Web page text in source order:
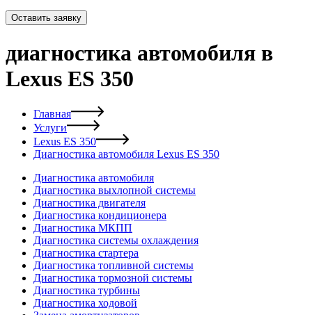
Оставить заявку
диагностика автомобиля в
Lexus ES 350
Главная
Услуги
Lexus ES 350
Диагностика автомобиля Lexus ES 350
Диагностика автомобиля
Диагностика выхлопной системы
Диагностика двигателя
Диагностика кондиционера
Диагностика МКПП
Диагностика системы охлаждения
Диагностика стартера
Диагностика топливной системы
Диагностика тормозной системы
Диагностика турбины
Диагностика ходовой